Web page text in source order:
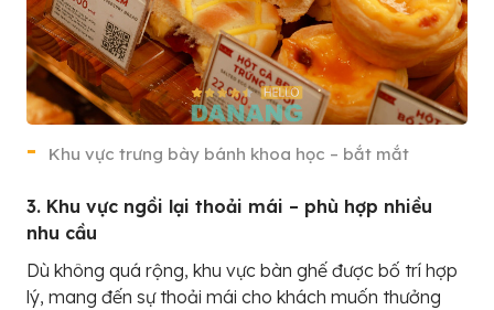
Khu vực trưng bày bánh khoa học – bắt mắt
3. Khu vực ngồi lại thoải mái – phù hợp nhiều
nhu cầu
Dù không quá rộng, khu vực bàn ghế được bố trí hợp
lý, mang đến sự thoải mái cho khách muốn thưởng